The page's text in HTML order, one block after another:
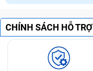
CHÍNH SÁCH HỖ TRỢ